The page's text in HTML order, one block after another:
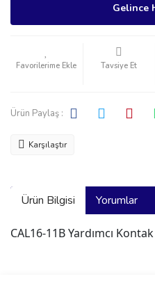
Gelince
Tavsiye Et
Ürün Paylaş :
Karşılaştır
Ürün Bilgisi Yorumlar
CAL16-11B Yardımcı